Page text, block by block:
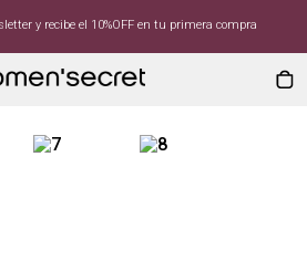
y recibe el 10%OFF en tu primera compra